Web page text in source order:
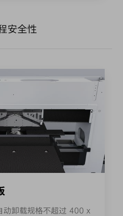
安全性
动卸载规格不超过 400 x